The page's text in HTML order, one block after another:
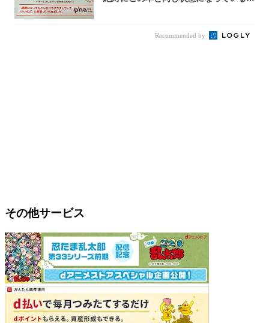
Recommended by
その他サービス